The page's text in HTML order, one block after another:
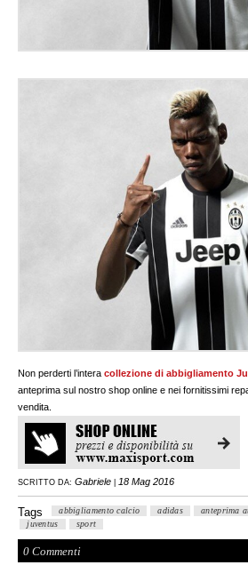
Non perderti l’interacollezione di abbigliamento
anteprima sul nostro shop online e nei fornitissimi
vendita.
SCRITTO DA: Gabriele 18 Mag 2016
Tags abbigliamento calcio adidas anteprima
juventus
sport
0 Commenti